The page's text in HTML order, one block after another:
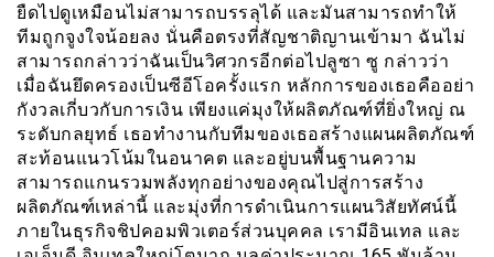
ยืดไปดูเหมือนไม่สามารถบรรลุได้ และมันสามารถทำให้
ทีมถูกจูงใจน้อยลง นั่นคือตรงที่สัญชาติญานเข้ามา ฉันไม่
สามารถกล่าวว่าฉันเป็นวิศวกรอีกต่อไปลูซา ซู กล่าวว่า
เมื่อฉันยึดครองเป็นซีอีโอครั้งแรก หลักการของเธอคืออย่า
กังวลเกี่บวกับการเงิน เพียงแค่มุงให้ผลิตภัณฑ์ที่ยิ่งใหญ่ ณ
ระดับกลยุทธ์ เธอทำงานกับทีมของเธอสร้างแผนผลิตภัณฑ์
สะท้อนแนวโน้มในอนาคต และอยู่บนพื้นฐานความ
สามารถแกนรวมพลังทุกอย่างของคุณไปสู่การสร้าง
ผลิตภัณฑ์เหล่านี้ และมุ่งที่การดำเนินการแผนวิสัยทัศน์นี้
ภายในธุรกิจชิปคอมพิวเตอร์ส่วนบุคคล เรามีอินเทล และ